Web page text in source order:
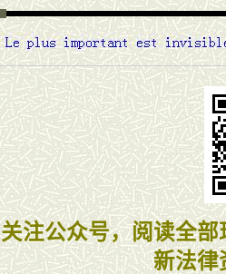
关注公众号，阅读全
新法律